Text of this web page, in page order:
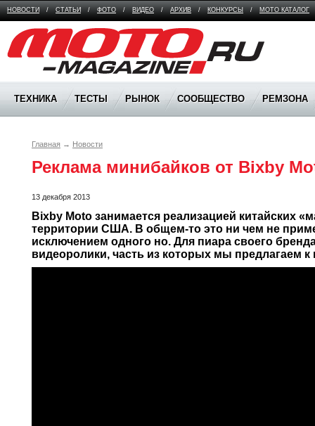
НОВОСТИ / СТАТЬИ / ФОТО / ВИДЕО / АРХИВ / КОНКУРСЫ / МОТО КАТАЛОГ
Moto Magazine
ТЕХНИКА ТЕСТЫ РЫНОК СООБЩЕСТВО РЕМЗОНА
Главная → Новости
Реклама минибайков от Bixby
13 декабря 2013
Bixby Moto занимается реализацией китайских
территории США. В общем-то это ни чем не
исключением одного но. Для пиара своего
видеоролики, часть из которых мы предлагаем